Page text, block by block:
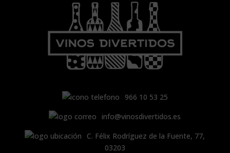
966 10 53 25
info@vinosdivertidos.es
C. Félix Rodríguez de la Fuente, 77,
03203